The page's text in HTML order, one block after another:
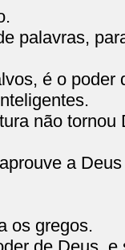
palavras,
é o poder
não
a
os gregos.